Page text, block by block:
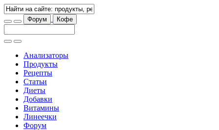
Форум Кофе
Анализаторы
Продукты
Рецепты
Статьи
Диеты
Добавки
Витамины
Линеечки
Форум